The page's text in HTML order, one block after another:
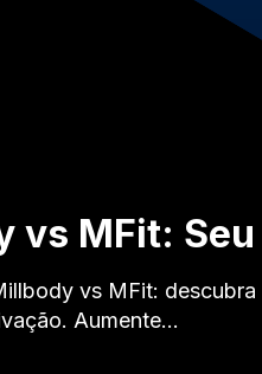
vs MFit:
vs MFit:
Aumente…